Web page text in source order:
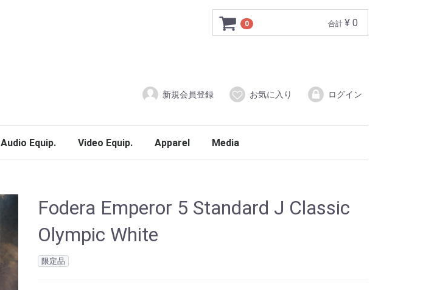
0 合計 ¥ 0
新規会員登録 お気に入り ログイン
Audio Equip. Video Equip. Apparel Media
Fodera Emperor 5 Standard J Classic
Olympic White
限定品